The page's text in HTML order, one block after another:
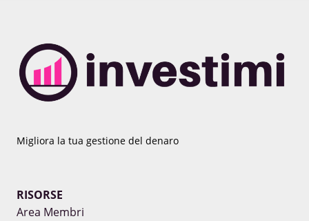
Migliora la tua gestione del denaro
RISORSE
Area Membri